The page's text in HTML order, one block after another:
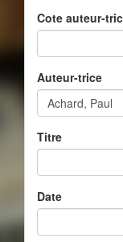
Cote auteur-
Auteur-trice
Titre
Date